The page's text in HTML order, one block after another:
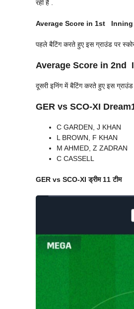
रही है .
Average Score in 1st Inning
पहले बैटिंग करते हुए इस ग्राउंड पर
Average Score in 2nd
दूसरी इनिंग में बैटिंग करते हुए इस
GER vs SCO-XI
C GARDEN, J KHAN
L BROWN, F KHAN
M AHMED, Z ZADRAN
C CASSELL
GER vs SCO-XIड्रीम 11 टीम